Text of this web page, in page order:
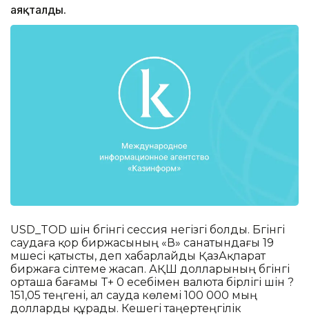
аяқталды.
USD_TOD үшін бүгінгі сессия негізгі болды. Бүгінгі
саудаға қор биржасының «В» санатындағы 19
мүшесі қатысты, деп хабарлайды ҚазАқпарат
биржаға сілтеме жасап. АҚШ долларының бүгінгі
орташа бағамы T+ 0 есебімен валюта бірлігі үшін ?
151,05 теңгені, ал сауда көлемі 100 000 мың
долларды құрады. Кешегі таңертеңгілік